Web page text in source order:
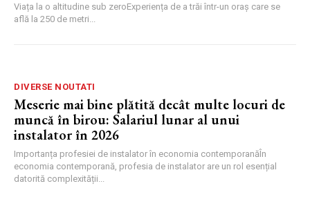
Viața la o altitudine sub zeroExperiența de a trăi într-un oraș care se
află la 250 de metri...
DIVERSE NOUTATI
Meserie mai bine plătită decât multe locuri de
muncă în birou: Salariul lunar al unui
instalator în 2026
Importanța profesiei de instalator în economia contemporanăÎn
economia contemporană, profesia de instalator are un rol esențial
datorită complexității...